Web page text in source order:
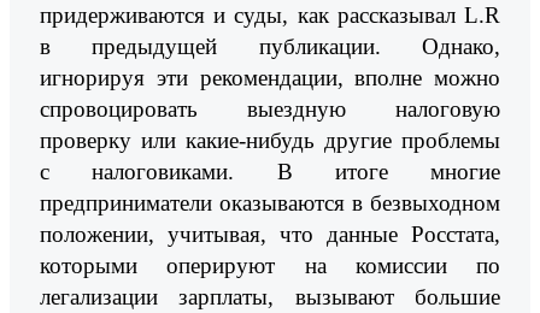
придерживаются и суды, как рассказывал L.R
в предыдущей публикации. Однако,
игнорируя эти рекомендации, вполне можно
спровоцировать выездную налоговую
проверку или какие-нибудь другие проблемы
с налоговиками. В итоге многие
предприниматели оказываются в безвыходном
положении, учитывая, что данные Росстата,
которыми оперируют на комиссии по
легализации зарплаты, вызывают большие